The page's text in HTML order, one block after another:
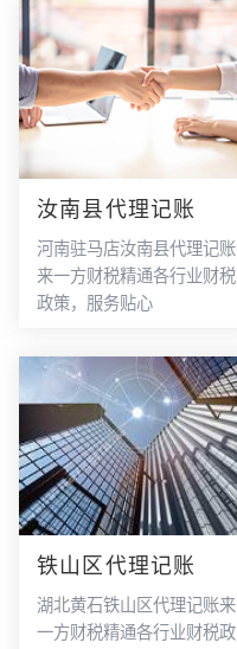
汝南县代理记账
河南驻马店汝南县代理记账
来一方财税精通各行业财税
政策，服务贴心
铁山区代理记账
湖北黄石铁山区代理记账来
一方财税精通各行业财税政